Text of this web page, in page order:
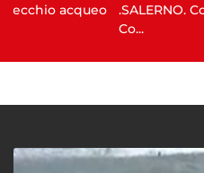
acqueo
.SALERNO. Colpi di